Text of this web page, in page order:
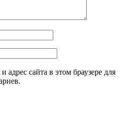
адрес сайта в этом браузере для